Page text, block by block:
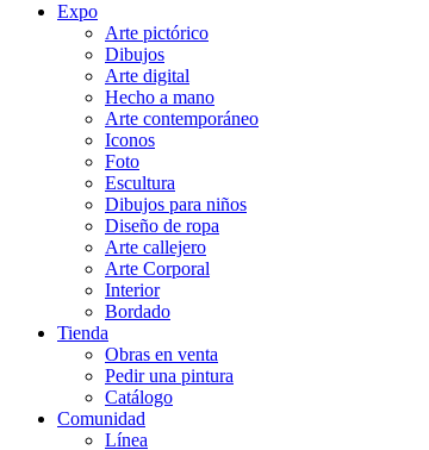
Expo
Arte pictórico
Dibujos
Arte digital
Hecho a mano
Arte contemporáneo
Iconos
Foto
Escultura
Dibujos para niños
Diseño de ropa
Arte callejero
Arte Corporal
Interior
Bordado
Tienda
Obras en venta
Pedir una pintura
Catálogo
Comunidad
Línea